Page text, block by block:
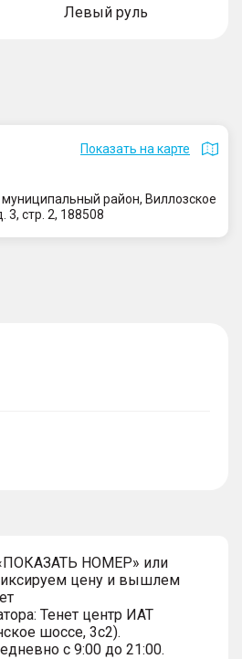
Левый руль
Показать на карте
район, Виллозское
3, стр. 2, 188508
НОМЕР» или
цену и вышлем
Тенет центр ИАТ
шоссе, 3с2).
с 9:00 до 21:00.